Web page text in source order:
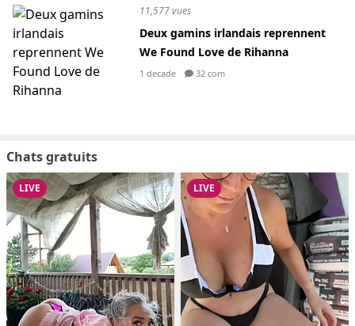
11,577 vues
Deux gamins irlandais reprennent
We Found Love de Rihanna
1 decade 32 com
Chats gratuits